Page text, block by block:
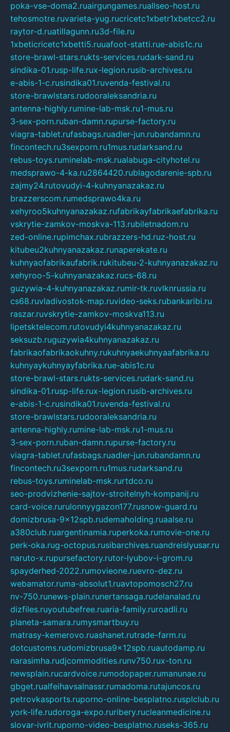
poka-vse-doma2.ruairgungames.ruallseo-host.ru
tehosmotre.ruvarieta-yug.rucricetc1xbetr1xbetcc2.ru
raytor-d.ruatillagunn.ru3d-file.ru
1xbeticricetc1xbetti5.ruuafoot-statti.rue-abis1c.ru
store-brawl-stars.rukts-services.rudark-sand.ru
sindika-01.rusp-life.rux-legion.rusib-archives.ru
e-abis-1-c.rusindika01.ruvenda-festival.ru
store-brawlstars.rudooraleksandria.ru
antenna-highly.rumine-lab-msk.ru1-mus.ru
3-sex-porn.ruban-damn.rupurse-factory.ru
viagra-tablet.rufasbags.ruadler-jun.rubandamn.ru
fincontech.ru3sexporn.ru1mus.rudarksand.ru
rebus-toys.ruminelab-msk.rualabuga-cityhotel.ru
medsprawo-4-ka.ru2864420.rublagodarenie-spb.ru
zajmy24.rutovudyi-4-kuhnyanazakaz.ru
brazzerscom.rumedsprawo4ka.ru
xehyroo5kuhnyanazakaz.rufabrikayfabrikaefabrika.ru
vskrytie-zamkov-moskva-113.rubiletnadom.ru
zed-online.rupimchax.rubrazzers-hd.ruz-host.ru
kitubeu2kuhnyanazakaz.runaperekate.ru
kuhnyaofabrikaufabrik.rukitubeu-2-kuhnyanazakaz.ru
xehyroo-5-kuhnyanazakaz.rucs-68.ru
guzywia-4-kuhnyanazakaz.rumir-tk.ruvlknrussia.ru
cs68.ruvladivostok-map.ruvideo-seks.rubankaribi.ru
raszar.ruvskrytie-zamkov-moskva113.ru
lipetsktelecom.rutovudyi4kuhnyanazakaz.ru
seksuzb.ruguzywia4kuhnyanazakaz.ru
fabrikaofabrikaokuhny.rukuhnyaekuhnyaafabrika.ru
kuhnyaykuhnyayfabrika.rue-abis1c.ru
store-brawl-stars.rukts-services.rudark-sand.ru
sindika-01.rusp-life.rux-legion.rusib-archives.ru
e-abis-1-c.rusindika01.ruvenda-festival.ru
store-brawlstars.rudooraleksandria.ru
antenna-highly.rumine-lab-msk.ru1-mus.ru
3-sex-porn.ruban-damn.rupurse-factory.ru
viagra-tablet.rufasbags.ruadler-jun.rubandamn.ru
fincontech.ru3sexporn.ru1mus.rudarksand.ru
rebus-toys.ruminelab-msk.rurtdco.ru
seo-prodvizhenie-sajtov-stroitelnyh-kompanij.ru
card-voice.rurulonnyygazon177.rusnow-guard.ru
domizbrusa-9x12spb.rudemaholding.ruaalse.ru
a380club.ruargentinamia.ruperkoka.rumovie-one.ru
perk-oka.rug-octopus.rusibarchives.ruandreislyusar.ru
naruto-x.rupursefactory.rutor-lyubov-i-grom.ru
spayderhed-2022.rumovieone.ruevro-dez.ru
webamator.ruma-absolut1.ruavtopomosch27.ru
nv-750.runews-plain.runertansaga.rudelanalad.ru
dizfiles.ruyoutubefree.ruaria-family.ruroadli.ru
planeta-samara.rumysmartbuy.ru
matrasy-kemerovo.ruashanet.rutrade-farm.ru
dotcustoms.rudomizbrusa9x12spb.ruautodamp.ru
narasimha.rudjcommodities.runv750.rux-ton.ru
newsplain.rucardvoice.rumodopaper.rumanunae.ru
gbget.rualfeihavsalnassr.rumadoma.rutajuncos.ru
petrovkasports.ruporno-online-besplatno.rusplclub.ru
york-life.rudoroga-expo.ruribery.rucleanmedicine.ru
slovar-ivrit.ruporno-video-besplatno.ruseks-365.ru